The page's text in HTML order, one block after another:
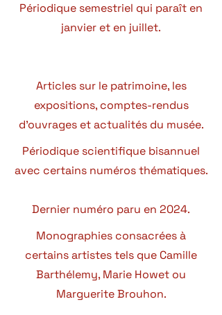
Périodique semestriel qui paraît en
janvier et en juillet.
Articles sur le patrimoine, les
expositions, comptes-rendus
d'ouvrages et actualités du musée.
Périodique scientifique bisannuel
avec certains numéros thématiques.
Dernier numéro paru en 2024.
Monographies consacrées à
certains artistes tels que Camille
Barthélemy, Marie Howet ou
Marguerite Brouhon.